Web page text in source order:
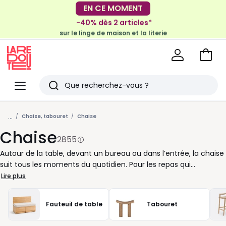
EN CE MOMENT
-30€ tous les 100€*
sur le meuble & la déco
-40% dès 2 articles*
sur le linge de maison et la literie
Menu
Redoute
Rechercher
Derniers
articles
vus
Voir
... Chaise, tabouret Chaise
Chaise2855
Autour de la table, devant un bureau ou dans l’entrée, la chaise
suit tous les moments du quotidien. Pour les repas qui
s’éternisent, les devoirs du soir ou une pause café, elle doit être
aussi agréable à regarder qu’à utiliser. Bois clair pour une
ambiance douce, métal noir pour une ligne plus graphique,
cannage, velours, tissu bouclette ou plastique facile à vivre : à
vous de choisir selon la pièce et vos habitudes. Une chaise avec
Lire plus
Fauteuil de table Tabouret